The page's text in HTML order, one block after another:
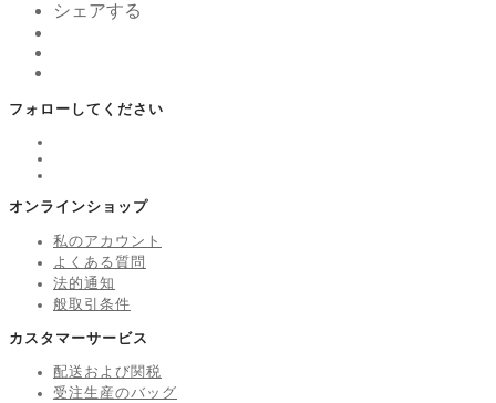
シェアする
フォローしてください
オンラインショップ
私のアカウント
よくある質問
法的通知
般取引条件
カスタマーサービス
配送および関税
受注生産のバッグ